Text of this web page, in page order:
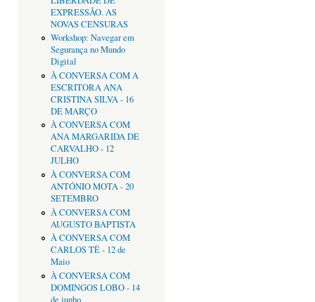
EXPRESSÃO. AS
NOVAS CENSURAS
Workshop: Navegar em
Segurança no Mundo
Digital
À CONVERSA COM A
ESCRITORA ANA
CRISTINA SILVA - 16
DE MARÇO
À CONVERSA COM
ANA MARGARIDA DE
CARVALHO - 12
JULHO
À CONVERSA COM
ANTÓNIO MOTA - 20
SETEMBRO
À CONVERSA COM
AUGUSTO BAPTISTA
À CONVERSA COM
CARLOS TÊ - 12 de
Maio
À CONVERSA COM
DOMINGOS LOBO - 14
de junho